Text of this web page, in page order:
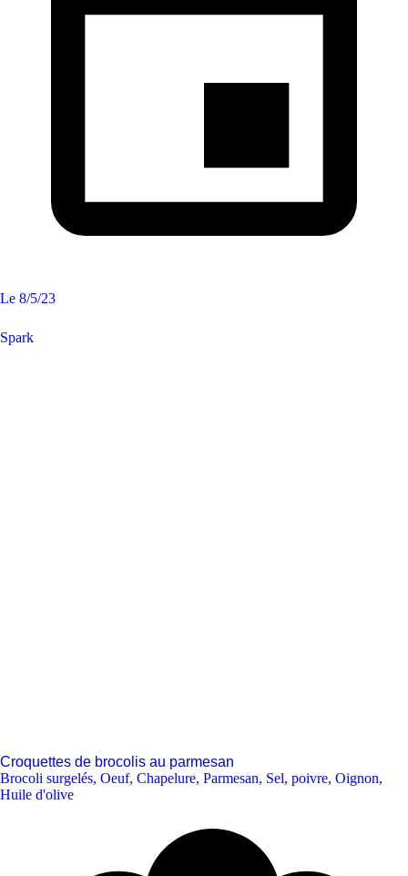
Le 8/5/23
Spark
Croquettes de brocolis au parmesan
Brocoli surgelés, Oeuf, Chapelure, Parmesan, Sel, poivre, Oignon,
Huile d'olive